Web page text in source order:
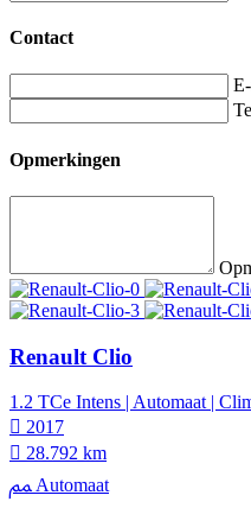
Contact
Opmerkingen
Renault Clio
1.2 TCe Intens | Automaat |
2017
28.792 km
Automaat